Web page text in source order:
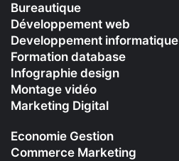
Bureautique
Développement web
Developpement informatique
Formation database
Infographie design
Montage vidéo
Marketing Digital
Economie Gestion
Commerce Marketing